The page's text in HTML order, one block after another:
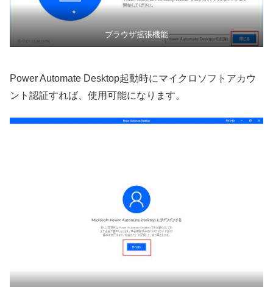
ブラウザ拡張機能
Power Automate Desktop起動時にマイクロソフトアカウ
ント認証すれば、使用可能になります。